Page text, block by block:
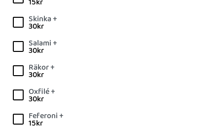
Skinka +
30kr
Salami +
30kr
Räkor +
30kr
Oxfilé +
30kr
Feferoni +
15kr